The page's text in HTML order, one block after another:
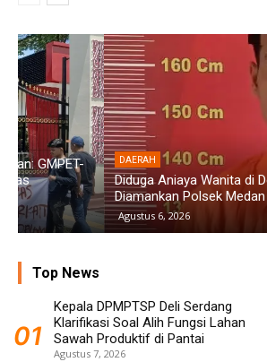
DAERAH
Diduga Aniaya Wanita di Depan SPBU
Diamankan Polsek Medan Area
Agustus 6, 2026
Top News
Kepala DPMPTSP Deli Serdang
Klarifikasi Soal Alih Fungsi Lahan
Sawah Produktif di Pantai
Agustus 7, 2026